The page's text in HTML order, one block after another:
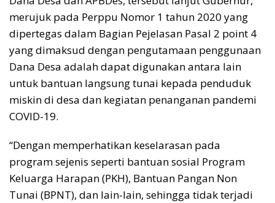
merujuk pada Perppu Nomor 1 tahun 2020 yang
dipertegas dalam Bagian Pejelasan Pasal 2 point 4
yang dimaksud dengan pengutamaan penggunaan
Dana Desa adalah dapat digunakan antara lain
untuk bantuan langsung tunai kepada penduduk
miskin di desa dan kegiatan penanganan pandemi
COVID-19.
“Dengan memperhatikan keselarasan pada
program sejenis seperti bantuan sosial Program
Keluarga Harapan (PKH), Bantuan Pangan Non
Tunai (BPNT), dan lain-lain, sehingga tidak terjadi